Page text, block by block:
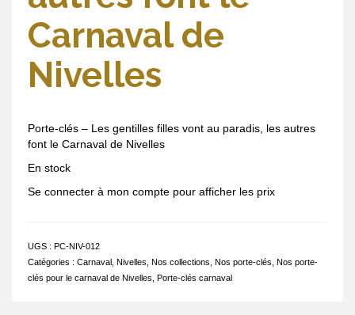
Carnaval de
Nivelles
Porte-clés – Les gentilles filles vont au paradis, les autres
font le Carnaval de Nivelles
En stock
Se connecter à mon compte pour afficher les prix
UGS : PC-NIV-012
Catégories : Carnaval Nivelles Nos collections Nos porte-clés Nos porte-
clés pour le carnaval de Nivelles Porte-clés carnaval